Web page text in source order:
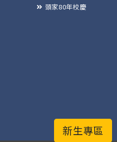
新生專區
頭家80年校慶